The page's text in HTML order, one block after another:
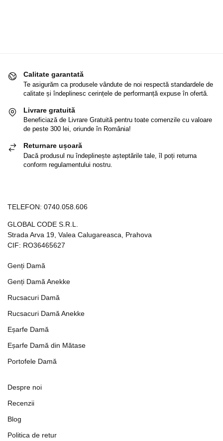
Calitate garantată
Te asigurăm ca produsele vândute de noi respectă standardele de
calitate și îndeplinesc cerințele de performanță expuse în ofertă.
Livrare gratuită
Beneficiază de Livrare Gratuită pentru toate comenzile cu valoare
de peste 300 lei, oriunde în România!
Returnare ușoară
Dacă produsul nu îndeplinește așteptările tale, îl poți returna
conform regulamentului nostru.
TELEFON: 0740.058.606
GLOBAL CODE S.R.L.
Strada Arva 19, Valea Calugareasca, Prahova
CIF: RO36465627
Genți Damă
Genți Damă Anekke
Rucsacuri Damă
Rucsacuri Damă Anekke
Eșarfe Damă
Eșarfe Damă din Mătase
Portofele Damă
Despre noi
Recenzii
Blog
Politica de retur